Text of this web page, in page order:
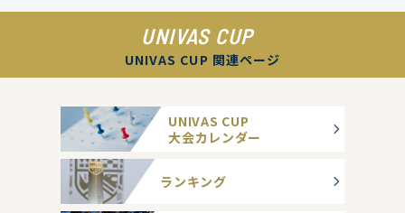
UNIVAS CUP
UNIVAS CUP 関連ページ
UNIVAS CUP
大会カレンダー
ランキング